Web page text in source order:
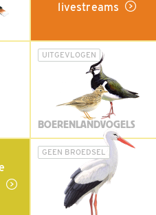
livestreams
UITGEVLOGEN
BOERENLANDVOGELS
GEEN BROEDSEL